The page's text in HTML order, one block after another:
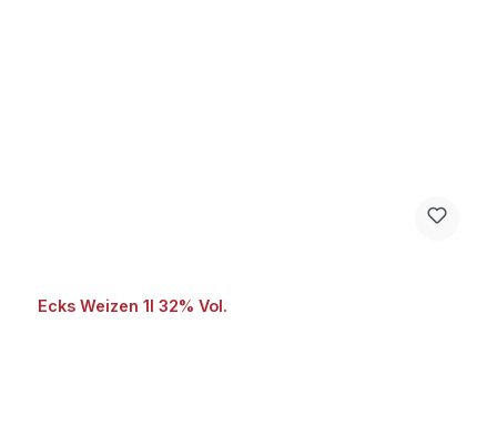
Ecks Weizen 1l 32% Vol.